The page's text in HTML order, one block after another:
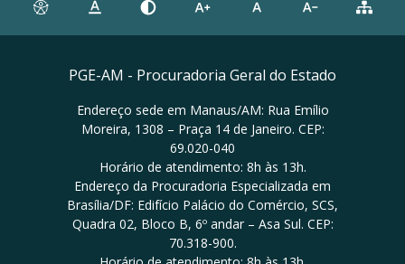
PGE-AM - Procuradoria Geral do Estado
Endereço sede em Manaus/AM: Rua Emílio
Moreira, 1308 – Praça 14 de Janeiro. CEP:
69.020-040
Horário de atendimento: 8h às 13h.
Endereço da Procuradoria Especializada em
Brasília/DF: Edifício Palácio do Comércio, SCS,
Quadra 02, Bloco B, 6º andar – Asa Sul. CEP:
70.318-900.